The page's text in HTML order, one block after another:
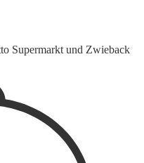
Supermarkt und Zwieback